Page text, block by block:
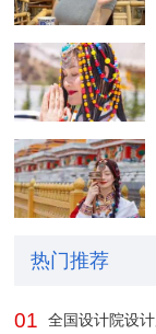
热门推荐
01 全国设计院设